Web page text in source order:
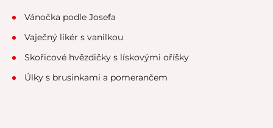
Vánočka podle Josefa
Vaječný likér s vanilkou
Skořicové hvězdičky s lískovými oříšky
Úlky s brusinkami a pomerančem